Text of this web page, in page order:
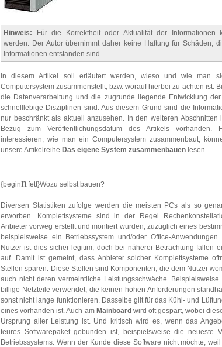
Hinweis: Für die Korrektheit oder Aktualität der Informationen
werden. Der Autor übernimmt daher keine Haftung für Schäden,
Informationen entstanden sind.
In diesem Artikel soll erläutert werden, wieso und wie man
Computersystem zusammenstellt, bzw. worauf hierbei zu achten ist.
die Datenverarbeitung und die zugrunde liegende Entwicklung der
schnelllebige Disziplinen sind. Aus diesem Grund sind die
nur beschränkt als aktuell anzusehen. In den weiteren Abschnitten
Bezug zum Veröffentlichungsdatum des Artikels
interessieren, wie man ein Computersystem zusammenbaut,
unsere Artikelreihe Das eigene System zusammenbauen lesen.
{beginn fett}Wozu selbst bauen?
Diversen Statistiken zufolge werden die meisten PCs als so
erworben. Komplettsysteme sind in der Regel
Anbieter vorweg erstellt und montiert wurden, zuzüglich eines
beispielsweise ein Betriebssystem und/oder Office-
Nutzer ist dies sicher legitim, doch bei näherer Betrachtung fallen
auf. Damit ist gemeint, dass Anbieter solcher Komplettsysteme
Stellen sparen. Diese Stellen sind Komponenten, die dem Nutzer
auch nicht deren vermeintliche Leistungsschwäche.
billige Netzteile verwendet, die keinen hohen Anforderungen
sonst nicht lange funktionieren. Dasselbe gilt für das Kühl- und
eines vorhanden ist. Auch am Mainboard wird oft gespart, wobei
Ursprung aller Leistung ist. Und kritisch wird es, wenn das
teures Softwarepaket gebunden ist, beispielsweise die neueste
Betriebssystems. Wenn der Kunde diese Software nicht möchte,